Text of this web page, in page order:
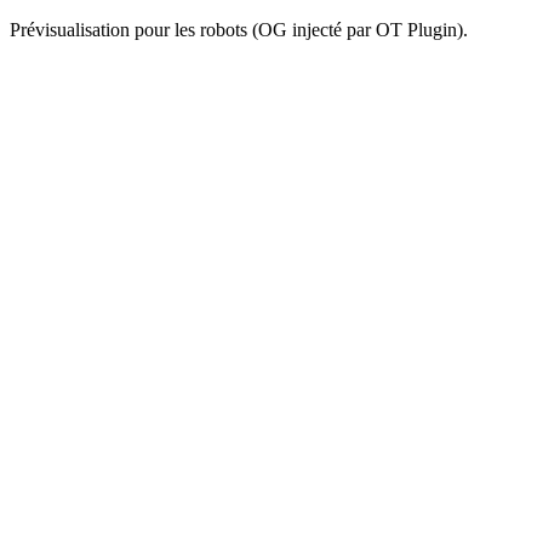
Prévisualisation pour les robots (OG injecté par OT Plugin).